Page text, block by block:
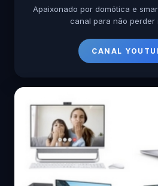
Apaixonado por domótica e
canal para não perder
CANAL